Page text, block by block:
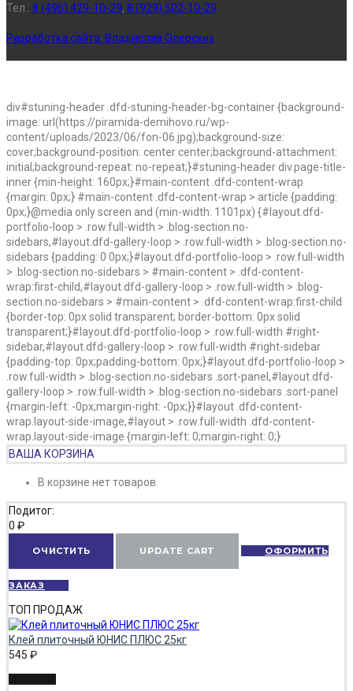
Тел.: 8 (496) 429-10-29, 8 (929) 502-10-29
Разработка сайта: Владислав Олерских
div#stuning-header .dfd-stuning-header-bg-container {background-
image: url(https://piramida-demihovo.ru/wp-
content/uploads/2023/06/fon-06.jpg);background-size:
cover;background-position: center center;background-attachment:
initial;background-repeat: no-repeat;}#stuning-header div.page-title-
inner {min-height: 160px;}#main-content .dfd-content-wrap
{margin: 0px;} #main-content .dfd-content-wrap > article {padding:
0px;}@media only screen and (min-width: 1101px) {#layout.dfd-
portfolio-loop > .row.full-width > .blog-section.no-
sidebars,#layout.dfd-gallery-loop > .row.full-width > .blog-section.no-
sidebars {padding: 0 0px;}#layout.dfd-portfolio-loop > .row.full-width
> .blog-section.no-sidebars > #main-content > .dfd-content-
wrap:first-child,#layout.dfd-gallery-loop > .row.full-width > .blog-
section.no-sidebars > #main-content > .dfd-content-wrap:first-child
{border-top: 0px solid transparent; border-bottom: 0px solid
transparent;}#layout.dfd-portfolio-loop > .row.full-width #right-
sidebar,#layout.dfd-gallery-loop > .row.full-width #right-sidebar
{padding-top: 0px;padding-bottom: 0px;}#layout.dfd-portfolio-loop >
.row.full-width > .blog-section.no-sidebars .sort-panel,#layout.dfd-
gallery-loop > .row.full-width > .blog-section.no-sidebars .sort-panel
{margin-left: -0px;margin-right: -0px;}}#layout .dfd-content-
wrap.layout-side-image,#layout > .row.full-width .dfd-content-
wrap.layout-side-image {margin-left: 0;margin-right: 0;}
ВАША КОРЗИНА
В корзине нет товаров.
Подитог:
0 ₽
ОЧИСТИТЬ UPDATE CART ОФОРМИТЬ
ЗАКАЗ
ТОП ПРОДАЖ
Клей плиточный ЮНИС ПЛЮС 25кг
545 ₽